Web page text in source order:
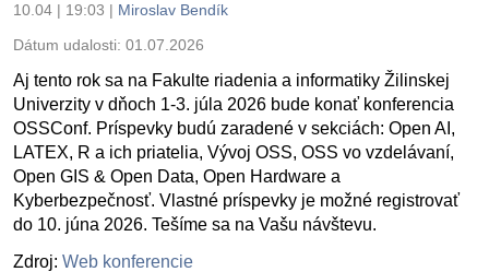
10.04 | 19:03 | Miroslav Bendík
Dátum udalosti: 01.07.2026
Aj tento rok sa na Fakulte riadenia a informatiky Žilinskej
Univerzity v dňoch 1-3. júla 2026 bude konať konferencia
OSSConf. Príspevky budú zaradené v sekciách: Open AI,
LATEX, R a ich priatelia, Vývoj OSS, OSS vo vzdelávaní,
Open GIS & Open Data, Open Hardware a
Kyberbezpečnosť. Vlastné príspevky je možné registrovať
do 10. júna 2026. Tešíme sa na Vašu návštevu.
Zdroj: Web konferencie